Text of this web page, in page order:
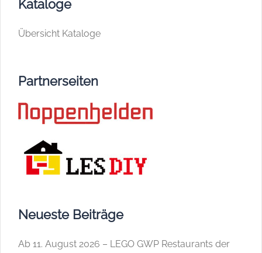
Kataloge
Übersicht Kataloge
Partnerseiten
Neueste Beiträge
Ab 11. August 2026 – LEGO GWP Restaurants der